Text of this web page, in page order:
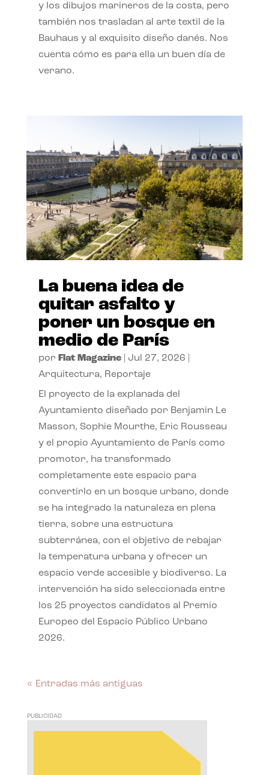
y los dibujos marineros de la costa, pero
también nos trasladan al arte textil de la
Bauhaus y al exquisito diseño danés. Nos
cuenta cómo es para ella un buen día de
verano.
La buena idea de
quitar asfalto y
poner un bosque en
medio de París
por Flat Magazine| Jul 27, 2026
Arquitectura, Reportaje
El proyecto de la explanada del
Ayuntamiento diseñado por Benjamin Le
Masson, Sophie Mourthe, Eric Rousseau
y el propio Ayuntamiento de París como
promotor, ha transformado
completamente este espacio para
convertirlo en un bosque urbano, donde
se ha integrado la naturaleza en plena
tierra, sobre una estructura
subterránea, con el objetivo de rebajar
la temperatura urbana y ofrecer un
espacio verde accesible y biodiverso. La
intervención ha sido seleccionada entre
los 25 proyectos candidatos al Premio
Europeo del Espacio Público Urbano
2026.
« Entradas más antiguas
PUBLICIDAD